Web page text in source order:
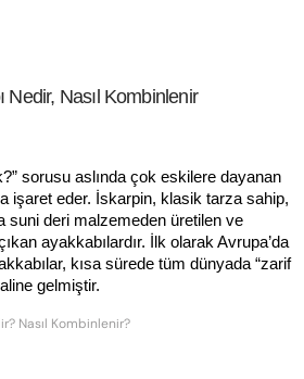
Nedir, Nasıl Kombinlenir
sorusu aslında çok eskilere dayanan
işaret eder. İskarpin, klasik tarza sahip,
suni deri malzemeden üretilen ve
ayakkabılardır. İlk olarak Avrupa’da
kısa sürede tüm dünyada “zarif
gelmiştir.
Nasıl Kombinlenir?